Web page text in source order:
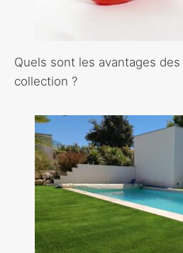
Quels sont les avantages
collection ?